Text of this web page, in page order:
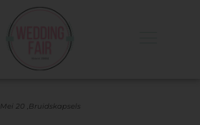
Mei 20 ,Bruidskapsels